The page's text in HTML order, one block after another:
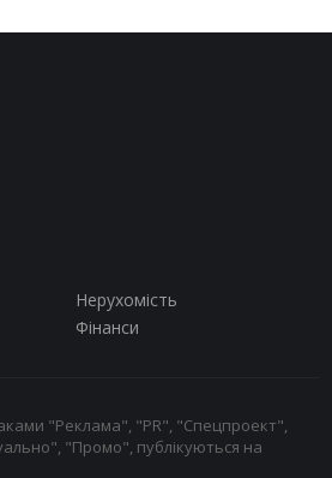
Нерухомість
Фінанси
"Реклама", "PR", "Спецпроект",
"Промо", публікуються на